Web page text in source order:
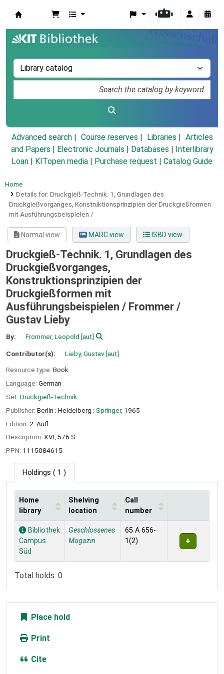
Advanced search Course reserves Libraries
Articles
and Papers
Electronic Journals Databases
Interlibrary
Loan
KITopen media Purchase request | Catalog Guide
Home
Details for: Druckgieß-Technik. 1, Grundlagen des
Druckgießvorganges, Konstruktionsprinzipien der Druckgießformen
mit Ausführungsbeispielen /
Normal view MARC view ISBD view
Druckgieß-Technik. 1, Grundlagen des
Druckgießvorganges,
Konstruktionsprinzipien der
Druckgießformen mit
Ausführungsbeispielen / Frommer /
Gustav Lieby
By: Frommer, Leopold [aut]
Contributor(s): Lieby, Gustav[aut]
Resource type: Book
Language: German
Set: Druckgieß-Technik.
Publisher: Berlin ; Heidelberg : Springer, 1965
Edition: 2. Aufl
Description: XVI, 576 S
PPN: 1115084615
Holdings ( 1 )
Holdings
Home
library
Shelving
location
Call
number
Bibliothek
Campus
Süd
Geschlossenes
Magazin
65 A 656-
1(2)
Total holds: 0
Place hold
Print
Cite